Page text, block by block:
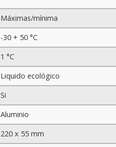
Máximas/mínima
-30 + 50 °C
1 °C
Liquido ecológico
Si
Aluminio
220 x 55 mm